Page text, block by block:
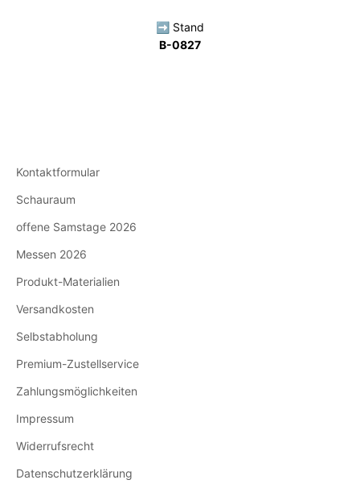
➡️ Stand
B-0827
Kontaktformular
Schauraum
offene Samstage 2026
Messen 2026
Produkt-Materialien
Versandkosten
Selbstabholung
Premium-Zustellservice
Zahlungsmöglichkeiten
Impressum
Widerrufsrecht
Datenschutzerklärung